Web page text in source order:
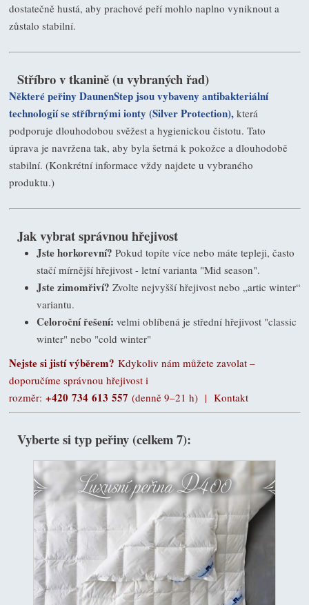
dostatečně hustá, aby prachové peří mohlo naplno vyniknout a
zůstalo stabilní.
Stříbro v tkanině (u vybraných řad)
Některé peřiny DaunenStep jsou vybaveny antibakteriální
technologií se stříbrnými ionty (Silver Protection), která
podporuje dlouhodobou svěžest a hygienickou čistotu. Tato
úprava je navržena tak, aby byla šetrná k pokožce a dlouhodobě
stabilní. (Konkrétní informace vždy najdete u vybraného
produktu.)
Jak vybrat správnou hřejivost
Jste horkorevní? Pokud topíte více nebo máte tepleji, často
stačí mírnější hřejivost - letní varianta "Mid season".
Jste zimomřiví? Zvolte nejvyšší hřejivost nebo „artic winter“
variantu.
Celoroční řešení: velmi oblíbená je střední hřejivost "classic
winter" nebo "cold winter"
Nejste si jistí výběrem? Kdykoliv nám můžete zavolat –
doporučíme správnou hřejivost i
rozměr: +420 734 613 557 (denně 9–21 h) | Kontakt
Vyberte si typ peřiny (celkem 7):